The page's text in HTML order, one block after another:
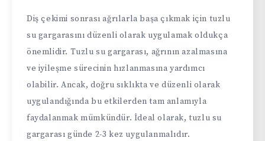
Diş çekimi sonrası ağrılarla başa çıkmak için tuzlu
su gargarasını düzenli olarak uygulamak oldukça
önemlidir. Tuzlu su gargarası, ağrının azalmasına
ve iyileşme sürecinin hızlanmasına yardımcı
olabilir. Ancak, doğru sıklıkta ve düzenli olarak
uygulandığında bu etkilerden tam anlamıyla
faydalanmak mümkündür. İdeal olarak, tuzlu su
gargarası günde 2-3 kez uygulanmalıdır.